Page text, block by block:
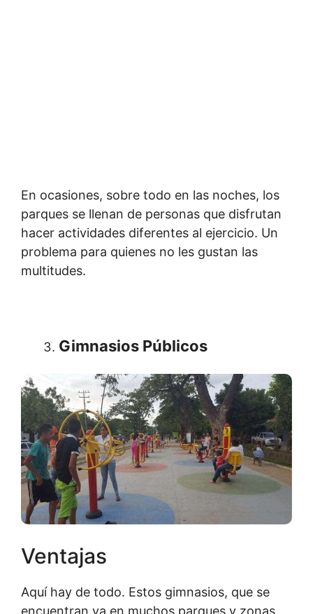
En ocasiones, sobre todo en las noches, los
parques se llenan de personas que disfrutan
hacer actividades diferentes al ejercicio. Un
problema para quienes no les gustan las
multitudes.
Gimnasios Públicos
Ventajas
Aquí hay de todo. Estos gimnasios, que se
encuentran ya en muchos parques y zonas